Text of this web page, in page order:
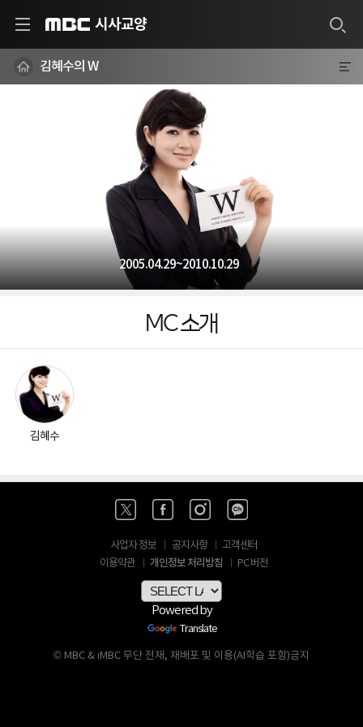
시사교양
김혜수의 W
2005.04.29~2010.10.29
MC 소개
김혜수
사업자 정보 공지사항
고객센터
이용약관
개인정보 처리방침 PC 버전
Powered by
Translate
© MBC & iMBC 무단 전재, 재배포 및 이용(AI학습 포함)금지